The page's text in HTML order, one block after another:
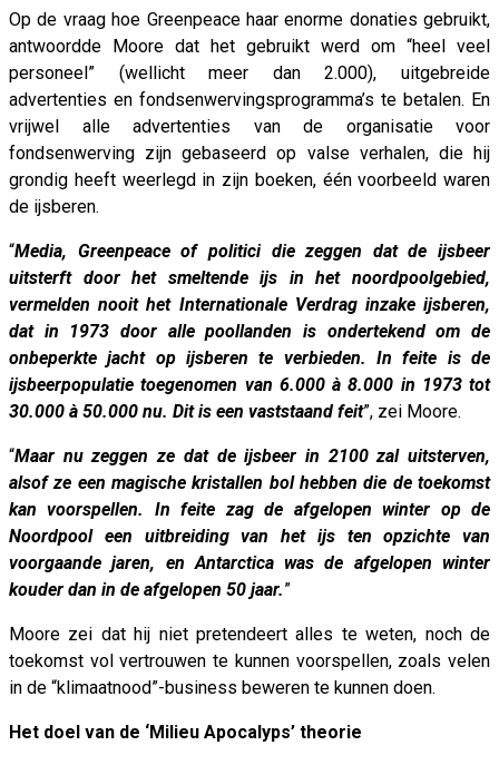
Op de vraag hoe Greenpeace haar enorme donaties gebruikt,
antwoordde Moore dat het gebruikt werd om “heel veel
personeel” (wellicht meer dan 2.000), uitgebreide
advertenties en fondsenwervingsprogramma’s te betalen. En
vrijwel alle advertenties van de organisatie voor
fondsenwerving zijn gebaseerd op valse verhalen, die hij
grondig heeft weerlegd in zijn boeken, één voorbeeld waren
de ijsberen.
“Media, Greenpeace of politici die zeggen dat de ijsbeer
uitsterft door het smeltende ijs in het noordpoolgebied,
vermelden nooit het Internationale Verdrag inzake ijsberen,
dat in 1973 door alle poollanden is ondertekend om de
onbeperkte jacht op ijsberen te verbieden. In feite is de
ijsbeerpopulatie toegenomen van 6.000 à 8.000 in 1973 tot
30.000 à 50.000 nu. Dit is een vaststaand feit”, zei Moore.
“Maar nu zeggen ze dat de ijsbeer in 2100 zal uitsterven,
alsof ze een magische kristallen bol hebben die de toekomst
kan voorspellen. In feite zag de afgelopen winter op de
Noordpool een uitbreiding van het ijs ten opzichte van
voorgaande jaren, en Antarctica was de afgelopen winter
kouder dan in de afgelopen 50 jaar.”
Moore zei dat hij niet pretendeert alles te weten, noch de
toekomst vol vertrouwen te kunnen voorspellen, zoals velen
in de “klimaatnood”-business beweren te kunnen doen.
Het doel van de ‘Milieu Apocalyps’ theorie